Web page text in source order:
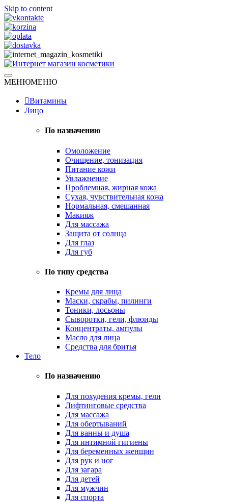
Skip to content
Интернет магазин косметики
Натуральная косметика
МЕНЮМЕНЮ
Витамины
Лицо
По назначению
Омоложение
Очищение, тонизация
Питание кожи
Увлажнение
Проблемная, жирная кожа
Сухая, чувствительная кожа
Нормальная, смешанная
Макияж
Для массажа
Защита от солнца
Для глаз
Для губ
По типу средства
Кремы для лица
Маски, скрабы, пилинги
Тоники, лосьоны
Сыворотки, гели, флюиды
Концентраты, ампулы
Масло для лица
Средства для бритья
Тело
По назначению
Для похудения кремы, гели
Лифтинговые средства
Для массажа
Для обертываний
Для ванны и душа
Для интимной гигиены
Для беременных женщин
Для рук и ног
Для загара
Для детей
Для мужчин
Для спорта